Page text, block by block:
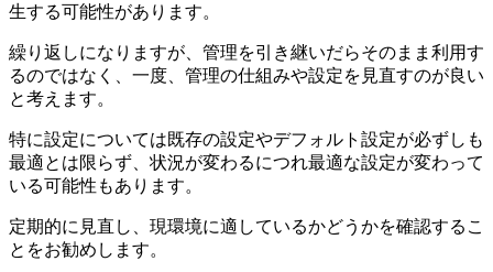
生する可能性があります。
繰り返しになりますが、管理を引き継いだらそのまま利用す
るのではなく、一度、管理の仕組みや設定を見直すのが良い
と考えます。
特に設定については既存の設定やデフォルト設定が必ずしも
最適とは限らず、状況が変わるにつれ最適な設定が変わって
いる可能性もあります。
定期的に見直し、現環境に適しているかどうかを確認するこ
とをお勧めします。